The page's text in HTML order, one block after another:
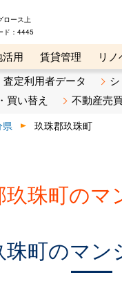
ロース上
：4445
活用 賃貸管理 リ
リビンマガジンBiz 不
査定利用者データ
買い替え 不動産売買
県 玖珠郡玖珠町
玖珠町のマ
珠町のマン